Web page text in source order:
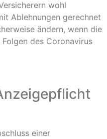
wohl
Ablehnungen gerechnet
ändern, wenn die
des Coronavirus
einer